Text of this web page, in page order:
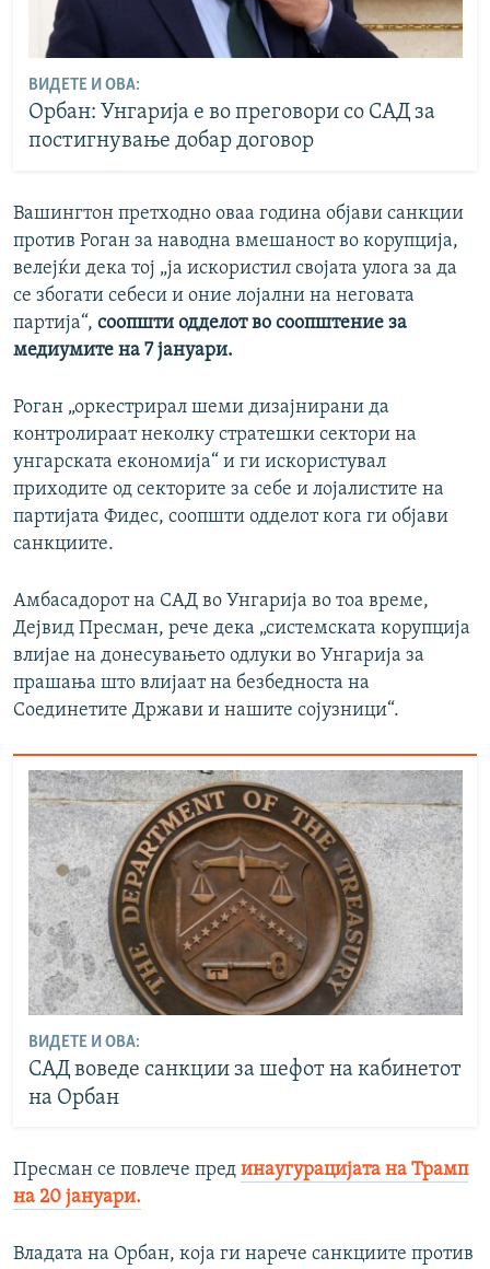
ВИДЕТЕ И ОВА:
Орбан: Унгарија е во преговори со САД за
постигнување добар договор
Вашингтон претходно оваа година објави санкции
против Роган за наводна вмешаност во корупција,
велејќи дека тој „ја искористил својата улога за да
се збогати себеси и оние лојални на неговата
партија“, соопшти одделот во соопштение за
медиумите на 7 јануари.
Роган „оркестрирал шеми дизајнирани да
контролираат неколку стратешки сектори на
унгарската економија“ и ги искористувал
приходите од секторите за себе и лојалистите на
партијата Фидес, соопшти одделот кога ги објави
санкциите.
Амбасадорот на САД во Унгарија во тоа време,
Дејвид Пресман, рече дека „системската корупција
влијае на донесувањето одлуки во Унгарија за
прашања што влијаат на безбедноста на
Соединетите Држави и нашите сојузници“.
ВИДЕТЕ И ОВА:
САД воведе санкции за шефот на кабинетот
на Орбан
Пресман се повлече пред инаугурацијата на Трамп
на 20 јануари.
Владата на Орбан, која ги нарече санкциите против